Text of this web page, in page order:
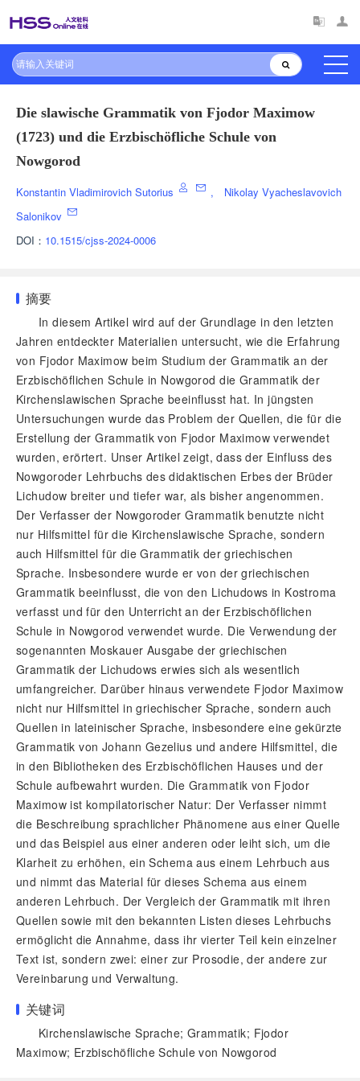
Die slawische Grammatik von Fjodor Maximow
(1723) und die Erzbischöfliche Schule von
Nowgorod
Konstantin Vladimirovich Sutorius ,
Nikolay Vyacheslavovich
Salonikov
DOI： 10.1515/cjss-2024-0006
摘要
In diesem Artikel wird auf der Grundlage in den letzten
Jahren entdeckter Materialien untersucht, wie die Erfahrung
von Fjodor Maximow beim Studium der Grammatik an der
Erzbischöflichen Schule in Nowgorod die Grammatik der
Kirchenslawischen Sprache beeinflusst hat. In jüngsten
Untersuchungen wurde das Problem der Quellen, die für die
Erstellung der Grammatik von Fjodor Maximow verwendet
wurden, erörtert. Unser Artikel zeigt, dass der Einfluss des
Nowgoroder Lehrbuchs des didaktischen Erbes der Brüder
Lichudow breiter und tiefer war, als bisher angenommen.
Der Verfasser der Nowgoroder Grammatik benutzte nicht
nur Hilfsmittel für die Kirchenslawische Sprache, sondern
auch Hilfsmittel für die Grammatik der griechischen
Sprache. Insbesondere wurde er von der griechischen
Grammatik beeinflusst, die von den Lichudows in Kostroma
verfasst und für den Unterricht an der Erzbischöflichen
Schule in Nowgorod verwendet wurde. Die Verwendung der
sogenannten Moskauer Ausgabe der griechischen
Grammatik der Lichudows erwies sich als wesentlich
umfangreicher. Darüber hinaus verwendete Fjodor Maximow
nicht nur Hilfsmittel in griechischer Sprache, sondern auch
Quellen in lateinischer Sprache, insbesondere eine gekürzte
Grammatik von Johann Gezelius und andere Hilfsmittel, die
in den Bibliotheken des Erzbischöflichen Hauses und der
Schule aufbewahrt wurden. Die Grammatik von Fjodor
Maximow ist kompilatorischer Natur: Der Verfasser nimmt
die Beschreibung sprachlicher Phänomene aus einer Quelle
und das Beispiel aus einer anderen oder leiht sich, um die
Klarheit zu erhöhen, ein Schema aus einem Lehrbuch aus
und nimmt das Material für dieses Schema aus einem
anderen Lehrbuch. Der Vergleich der Grammatik mit ihren
Quellen sowie mit den bekannten Listen dieses Lehrbuchs
ermöglicht die Annahme, dass ihr vierter Teil kein einzelner
Text ist, sondern zwei: einer zur Prosodie, der andere zur
Vereinbarung und Verwaltung.
关键词
Kirchenslawische Sprache; Grammatik; Fjodor
Maximow; Erzbischöfliche Schule von Nowgorod